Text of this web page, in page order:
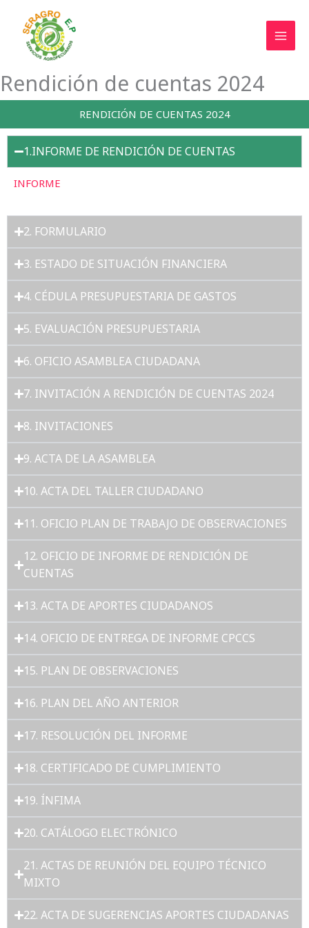
contenido
Rendición de cuentas 2024
RENDICIÓN DE CUENTAS 2024
1.INFORME DE RENDICIÓN DE CUENTAS
INFORME
2. FORMULARIO
3. ESTADO DE SITUACIÓN FINANCIERA
4. CÉDULA PRESUPUESTARIA DE GASTOS
5. EVALUACIÓN PRESUPUESTARIA
6. OFICIO ASAMBLEA CIUDADANA
7. INVITACIÓN A RENDICIÓN DE CUENTAS 2024
8. INVITACIONES
9. ACTA DE LA ASAMBLEA
10. ACTA DEL TALLER CIUDADANO
11. OFICIO PLAN DE TRABAJO DE OBSERVACIONES
12. OFICIO DE INFORME DE RENDICIÓN DE
CUENTAS
13. ACTA DE APORTES CIUDADANOS
14. OFICIO DE ENTREGA DE INFORME CPCCS
15. PLAN DE OBSERVACIONES
16. PLAN DEL AÑO ANTERIOR
17. RESOLUCIÓN DEL INFORME
18. CERTIFICADO DE CUMPLIMIENTO
19. ÍNFIMA
20. CATÁLOGO ELECTRÓNICO
21. ACTAS DE REUNIÓN DEL EQUIPO TÉCNICO
MIXTO
22. ACTA DE SUGERENCIAS APORTES CIUDADANAS